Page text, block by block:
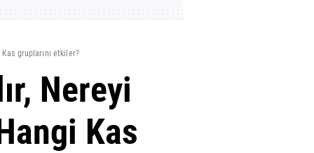
Kas gruplarını etkiler?
Nereyi
Kas